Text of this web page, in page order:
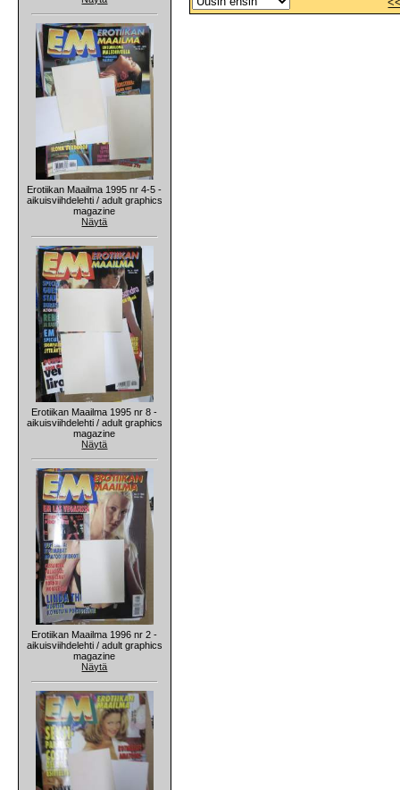
Erotiikan Maailma 1995 nr 4-5 -
aikuisviihdelehti / adult graphics
magazine
Näytä
Erotiikan Maailma 1995 nr 8 -
aikuisviihdelehti / adult graphics
magazine
Näytä
Erotiikan Maailma 1996 nr 2 -
aikuisviihdelehti / adult graphics
magazine
Näytä